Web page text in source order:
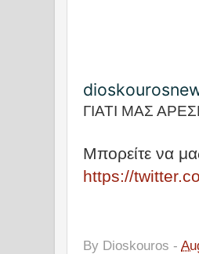
ΓΙΑΤΙ ΜΑΣ
Μπορείτε να
https://
By Dioskouros -